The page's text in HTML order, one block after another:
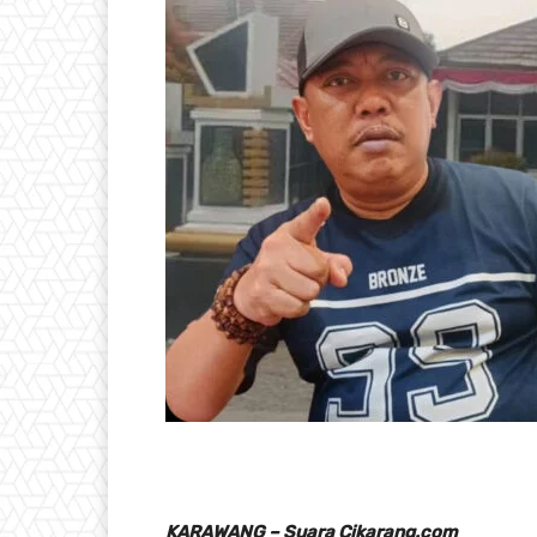
KARAWANG – Suara Cikarang.com